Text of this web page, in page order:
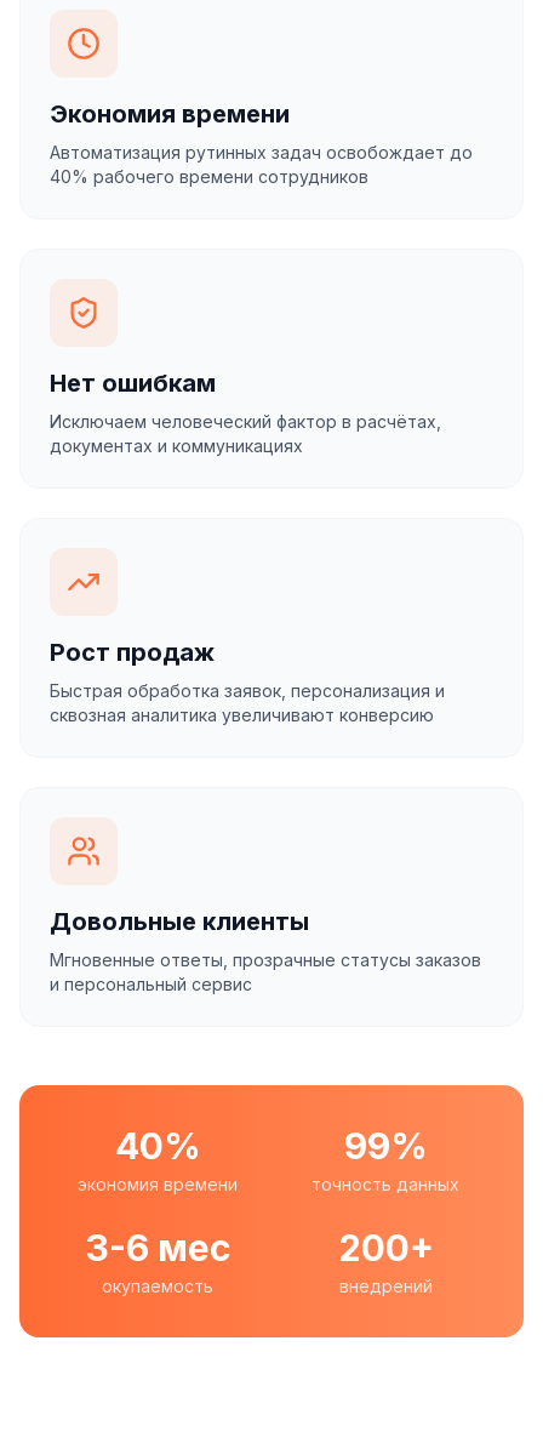
Экономия времени
Автоматизация рутинных задач освобождает до
40% рабочего времени сотрудников
Нет ошибкам
Исключаем человеческий фактор в расчётах,
документах и коммуникациях
Рост продаж
Быстрая обработка заявок, персонализация и
сквозная аналитика увеличивают конверсию
Довольные клиенты
Мгновенные ответы, прозрачные статусы заказов
и персональный сервис
40%
экономия времени
99%
точность данных
3-6 мес
окупаемость
200+
внедрений